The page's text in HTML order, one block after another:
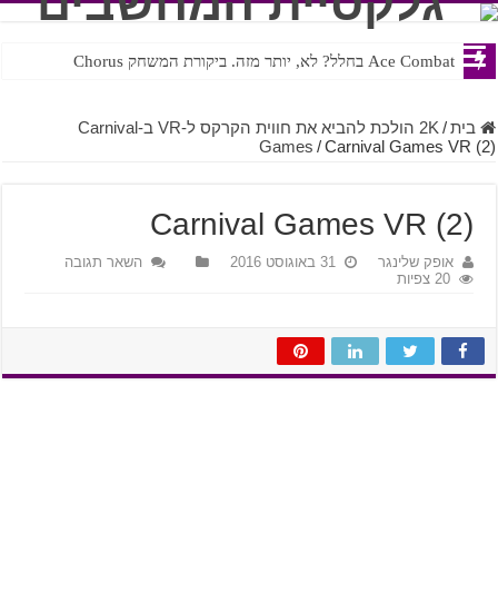
Ace Combat בחלל? לא, יותר מזה. ביקורת המשחק Chorus
בית /
2K הולכת להביא את חווית הקרקס ל-VR ב-Carnival
Games / Carnival Games VR (2)
Carnival Games VR (2)
אופק שלינגר 31 באוגוסט 2016
השאר תגובה
20 צפיות